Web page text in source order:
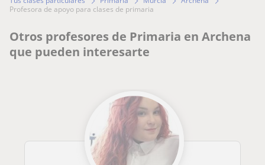
profesora de apoyo para clases de primaria
Otros profesores de Primaria en Archena
que pueden interesarte